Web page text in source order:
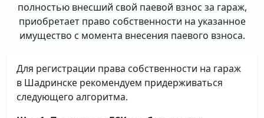
полностью внесший свой паевой взнос за гараж,
приобретает право собственности на указанное
имущество с момента внесения паевого взноса.
Для регистрации права собственности на гараж
в Шадринске рекомендуем придерживаться
следующего алгоритма.